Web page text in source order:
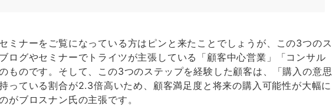
ミナーをご覧になっている方はピンと来たことでしょうが、この3つのス
ログやセミナーでトライツが主張している「顧客中心営業」「コンサル
ものです。そして、この3つのステップを経験した顧客は、「購入の意思
っている割合が2.3倍高いため、顧客満足度と将来の購入可能性が大幅に
がブロスナン氏の主張です。